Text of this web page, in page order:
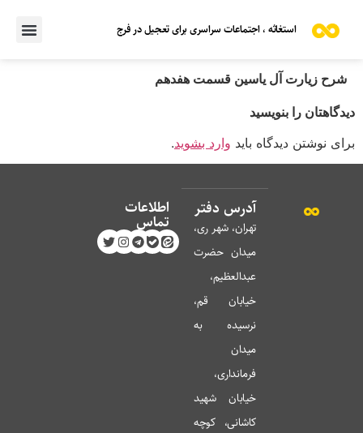
استغاثه ، اجتماعات سراسری برای تعجیل در فرج
شرح زیارت آل یاسین قسمت هفدهم
دیدگاهتان را بنویسید
برای نوشتن دیدگاه باید وارد بشوید.
آدرس دفتر
تهران، شهر ری،
میدان حضرت
عبدالعظیم،
خیابان قم،
نرسیده به
میدان
فرمانداری،
خیابان شهید
کاشانی، کوچه
اطلاعات
تماس